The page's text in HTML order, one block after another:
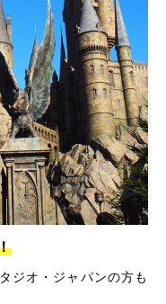
ジオ・ジャパンの方も